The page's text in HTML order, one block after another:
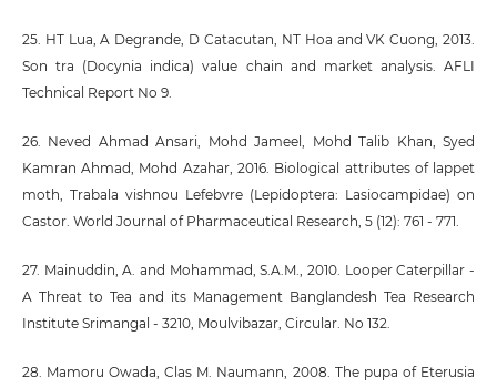
25. HT Lua, A Degrande, D Catacutan, NT Hoa and VK Cuong, 2013.
Son tra (Docynia indica) value chain and market analysis. AFLI
Technical Report No 9.
26. Neved Ahmad Ansari, Mohd Jameel, Mohd Talib Khan, Syed
Kamran Ahmad, Mohd Azahar, 2016. Biological attributes of lappet
moth, Trabala vishnou Lefebvre (Lepidoptera: Lasiocampidae) on
Castor. World Journal of Pharmaceutical Research, 5 (12): 761 - 771.
27. Mainuddin, A. and Mohammad, S.A.M., 2010. Looper Caterpillar -
A Threat to Tea and its Management Banglandesh Tea Research
Institute Srimangal - 3210, Moulvibazar, Circular. No 132.
28. Mamoru Owada, Clas M. Naumann, 2008. The pupa of Eterusia